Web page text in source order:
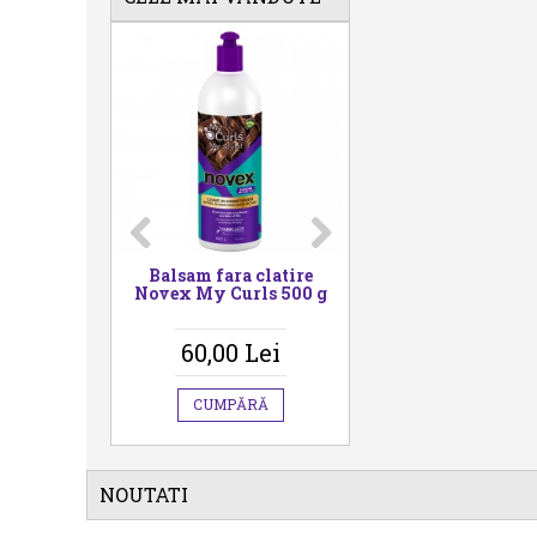
Balsam fara clatire
Mystic Black, Novex,
500 ml
68,00 Lei
CUMPĂRĂ
NOUTATI